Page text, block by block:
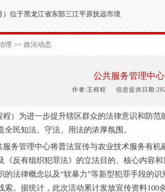
） 位于黑龙江省东部三江平原抚远市境
47°50′，东经134°00′～134°25′之间。
；西与前锋农场接壤；北与前哨农场毗
湿润性季风气候，极端日最低气温-40.3
度，年降雨量590毫米。
理 >> 政法动态
公共服务管理中
作者:王程程 信息提供日期
）为进一步提升辖区群众的法律意识和防
全民知法、守法、用法的浓厚氛围。
服务管理中心将普法宣传与农业技术服务有机
《反有组织犯罪法》的立法目的、核心内容
的法律概念以及“软暴力”等新型犯罪手段的
索。据统计，此次活动累计发放宣传资料